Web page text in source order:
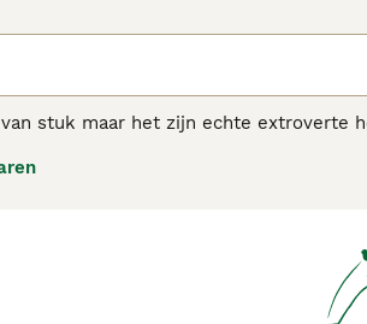
stuk maar het zijn echte extroverte
om het ras te fokken. Koningin
voor informatie over dit